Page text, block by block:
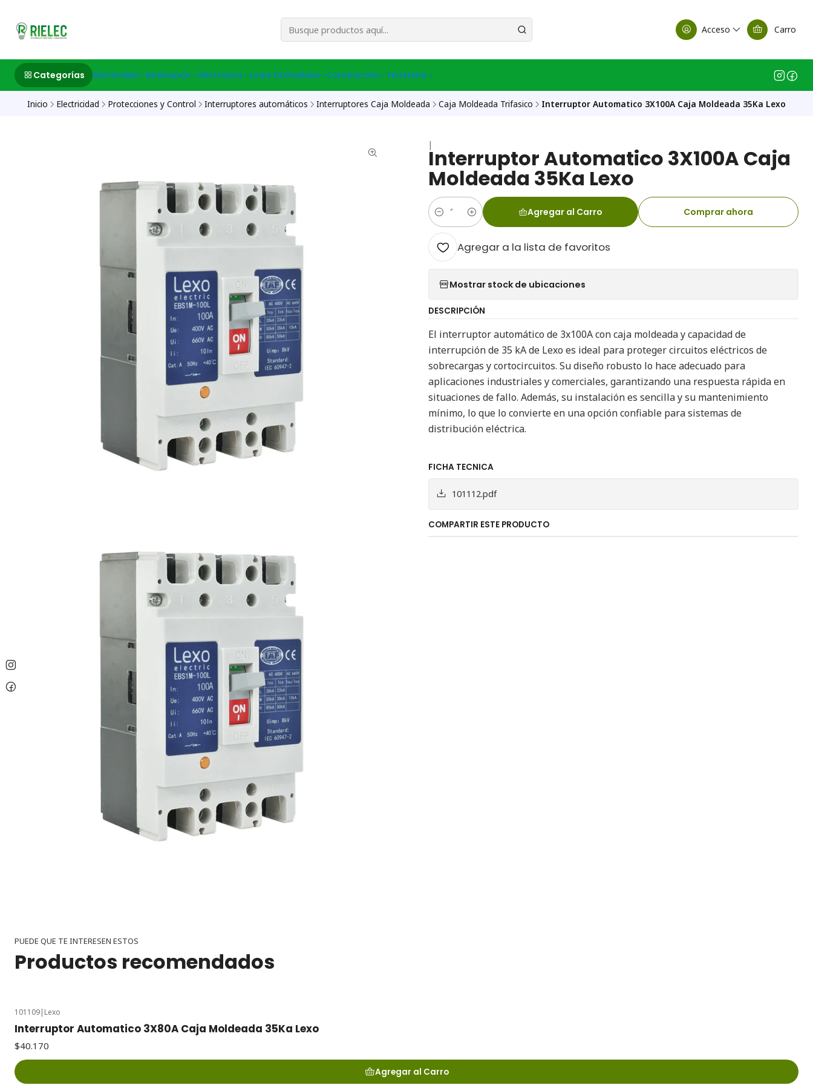
Acceso Carro
Categorías Electricidad Iluminación Electronica Linea Domiciliaria Construcción Ferreteria
Inicio Electricidad Protecciones y Control Interruptores automáticos Interruptores Caja Moldeada Caja Moldeada Trifasico Interruptor Automatico 3X100A Caja Moldeada 35Ka Lexo
|
Interruptor Automatico 3X100A Caja
Moldeada 35Ka Lexo
Cantidad
Agregar al Carro Comprar ahora
Agregar a la lista de favoritos
Mostrar stock de ubicaciones
DESCRIPCIÓN
El interruptor automático de 3x100A con caja moldeada y capacidad de
interrupción de 35 kA de Lexo es ideal para proteger circuitos eléctricos de
sobrecargas y cortocircuitos. Su diseño robusto lo hace adecuado para
aplicaciones industriales y comerciales, garantizando una respuesta rápida en
situaciones de fallo. Además, su instalación es sencilla y su mantenimiento
mínimo, lo que lo convierte en una opción confiable para sistemas de
distribución eléctrica.
FICHA TECNICA
101112.pdf
COMPARTIR ESTE PRODUCTO
PUEDE QUE TE INTERESEN ESTOS
Productos recomendados
101109| Lexo
Interruptor Automatico 3X80A Caja Moldeada 35Ka Lexo
$40.170
Agregar al Carro